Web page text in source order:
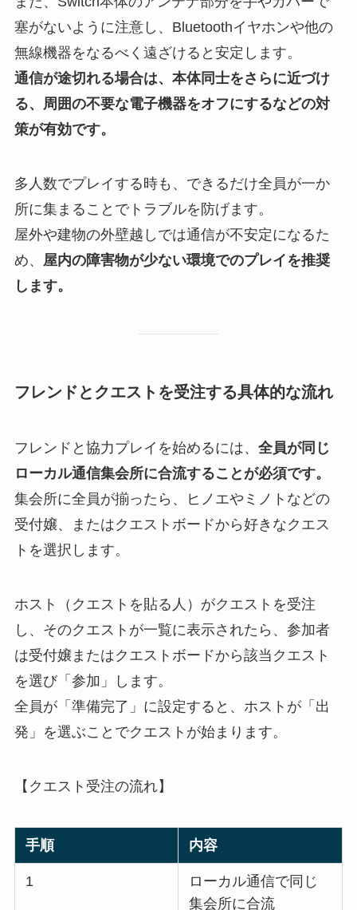
塞がないように注意し、Bluetoothイヤホンや他の
無線機器をなるべく遠ざけると安定します。
通信が途切れる場合は、本体同士をさらに近づけ
る、周囲の不要な電子機器をオフにするなどの対
策が有効です。
多人数でプレイする時も、できるだけ全員が一か
所に集まることでトラブルを防げます。
屋外や建物の外壁越しでは通信が不安定になるた
め、
屋内の障害物が少ない環境でのプレイを推奨
します。
フレンドとクエストを受注する具体的な流れ
フレンドと協力プレイを始めるには、 全員が同じ
ローカル通信集会所に合流することが必須です。
集会所に全員が揃ったら、ヒノエやミノトなどの
受付嬢、またはクエストボードから好きなクエス
トを選択します。
ホスト（クエストを貼る人）がクエストを受注
し、そのクエストが一覧に表示されたら、参加者
は受付嬢またはクエストボードから該当クエスト
を選び「参加」します。
全員が「準備完了」に設定すると、ホストが「出
発」を選ぶことでクエストが始まります。
【クエスト受注の流れ】
手順 内容
1
ローカル通信で同じ
集会所に合流